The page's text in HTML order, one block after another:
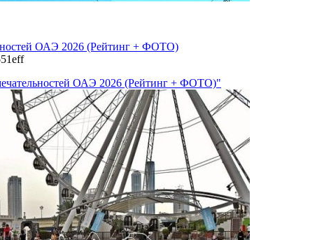
ОАЭ 2026 (Рейтинг + ФОТО)
ОАЭ 2026 (Рейтинг + ФОТО)"